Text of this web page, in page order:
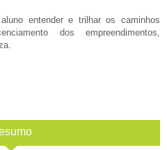
entender e trilhar os caminhos
dos empreendimentos,